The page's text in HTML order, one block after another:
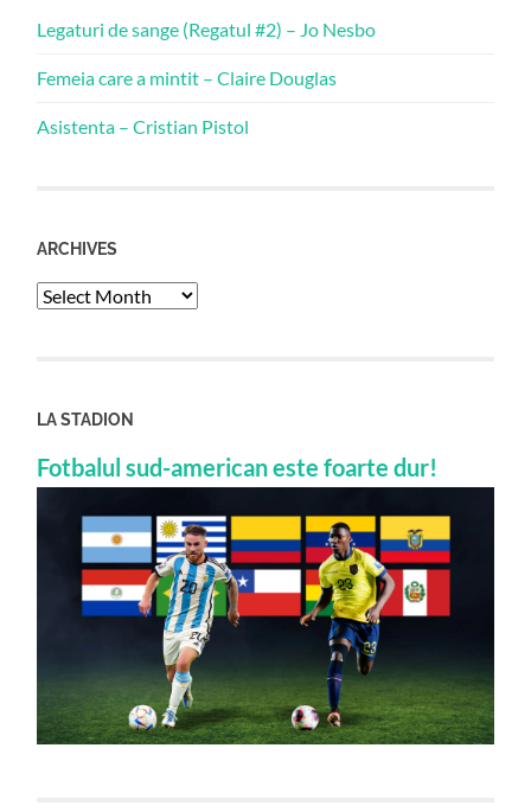
Legaturi de sange (Regatul #2) – Jo Nesbo
Femeia care a mintit – Claire Douglas
Asistenta – Cristian Pistol
ARCHIVES
Archives
LA STADION
Fotbalul sud-american este foarte dur!